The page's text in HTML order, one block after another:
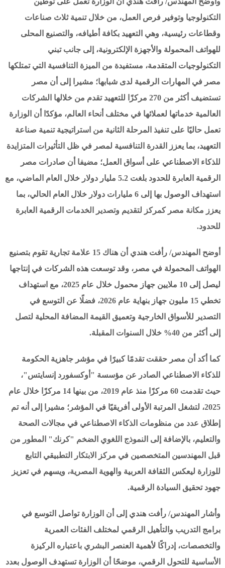
التكنولوجيا وتوفير فرص العمل، من خلال تنمية ثلاث صناعات
وقطاعات رئيسية، وهي التعهيد بكافة أطيافه، والتصنيع المحلى
للهواتف المحمولة والأجهزة الإلكترونية، إلى جانب تبني
التكنولوجيات المتقدمة، مستفيدة من الميزة التنافسية التي تمتلكها
مصر في المهارات الرقمية لدى شبابها؛ مشيرا إلى أن مصر
تستضيف أكثر من 270 مركزًا للتعهيد تقدم من خلالها الشركات
العالمية خدماتها لعملائها في مختلف أنحاء العالم، مؤكدًا أن الوزارة
تعمل حاليًا على تنفيذ المرحلة الثانية من استراتيجية تنمية صناعة
التعهيد، بما يعزز القدرة التنافسية لمصر في ظل التأثيرات المتزايدة
للذكاء الاصطناعي على أسواق العمل؛ مضيفا أن صادرات مصر
الرقمية العابرة للحدود بلغت 5.2 مليار دولار خلال العام الماضي، مع
استهداف الوصول بها إلى 6 مليارات دولار خلال العام الحالي، بما
يعزز مكانة مصر كمركز لتقديم وتصدير الخدمات الرقمية العابرة
للحدود.
أوضح المهندس/ رأفت هندي أن هناك 15 علامة تجارية تقوم بتصنيع
الهواتف المحمولة في مصر، وقد توسعت هذه الشركات في إنتاجها
ليصل إلى 10 ملايين جهاز محمول خلال عام 2025، مع استهداف
تخطي 15 مليون جهاز بنهاية عام 2026، فضلًا عن التوسع في
التصدير للأسواق الخارجية وتعميق القيمة المضافة المحلية لتصل
إلى أكثر من 40% خلال السنوات المقبلة.
كما أكد أن مصر حققت تقدمًا كبيرًا في مؤشر جاهزية الحكومة
للذكاء الاصطناعي الصادر عن مؤسسة "أوكسفورد إنسايتس"،
حيث تقدمت 60 مركزًا منذ عام 2019، من بينها 14 مركزًا خلال عام
2025، لتشغل المرتبة الأولى أفريقيًا في المؤشر؛ مشيرا إلى أنه تم
إطلاق عدد من منظومات الذكاء الاصطناعي في مجالات الصحة
والتعليم، بالإضافة إلى النموذج اللغوي الضخم "كرنك" المطور من
قبل المهندسين المتخصصين في مركز الابتكار التطبيقي التابع
للوزارة ليعكس الثقافة العربية والهوية المصرية، ويسهم في تعزيز
جهود تحقيق السيادة الرقمية.
وأشار المهندس/ رأفت هندي إلى أن الوزارة تواصل التوسع في
برامج التدريب والتأهيل الرقمي لمختلف الفئات العمرية
والتخصصات، إدراكًا لأهمية العنصر البشري باعتباره الركيزة
الأساسية للتحول الرقمي، موضحًا أن الوزارة تستهدف الوصول بعدد